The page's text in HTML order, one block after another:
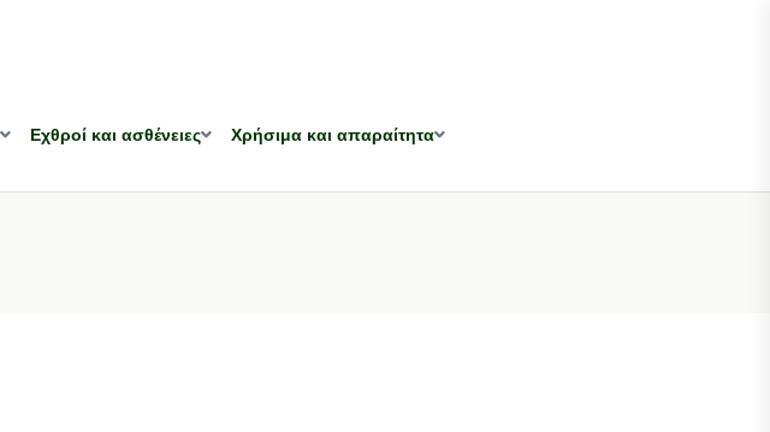
Εχθροί και ασθένειες Χρήσιμα και απαραίτητα